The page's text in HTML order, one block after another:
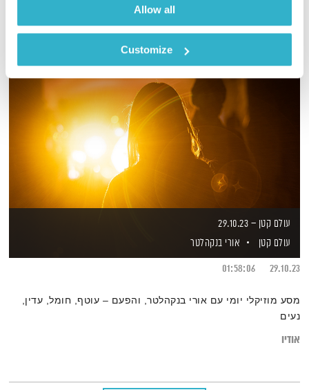
Allow all
Customize
עולם קטן – 29.10.23
עולם קטן
אורי בנקהלטר
29.10.23
01:58:06
מסע מוזיקלי יומי עם אורי בנקהלטר, והפעם – עוטף, חומל, עדין,
נעים
אודיו